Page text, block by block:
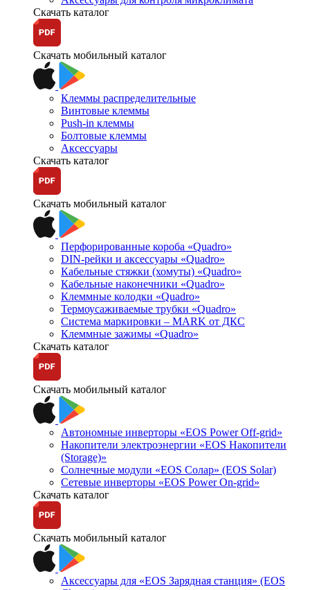
Скачать каталог
Скачать мобильный каталог
Клеммы распределительные
Винтовые клеммы
Push-in клеммы
Болтовые клеммы
Аксессуары
Скачать каталог
Скачать мобильный каталог
Перфорированные короба «Quadro»
DIN-рейки и аксессуары «Quadro»
Кабельные стяжки (хомуты) «Quadro»
Кабельные наконечники «Quadro»
Клеммные колодки «Quadro»
Термоусаживаемые трубки «Quadro»
Система маркировки – MARK от ДКС
Клеммные зажимы «Quadro»
Скачать каталог
Скачать мобильный каталог
Автономные инверторы «EOS Power Off-grid»
Накопители электроэнергии «EOS Накопители
(Storage)»
Солнечные модули «EOS Солар» (EOS Solar)
Сетевые инверторы «EOS Power On-grid»
Скачать каталог
Скачать мобильный каталог
Аксессуары для «EOS Зарядная станция» (EOS